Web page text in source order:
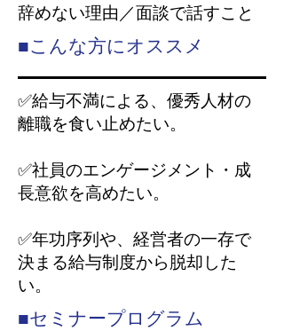
辞めない理由／面談で話すこと
■こんな方にオススメ
✅給与不満による、優秀人材の
離職を食い止めたい。
✅社員のエンゲージメント・成
長意欲を高めたい。
✅年功序列や、経営者の一存で
決まる給与制度から脱却した
い。
■セミナープログラム